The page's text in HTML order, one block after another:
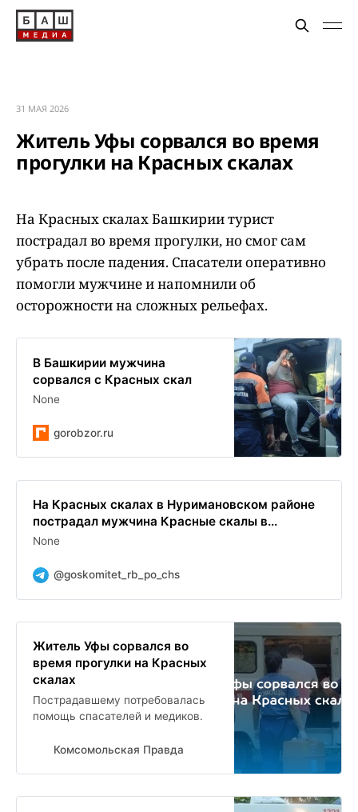
31 МАЯ 2026
Житель Уфы сорвался во время
прогулки на Красных скалах
На Красных скалах Башкирии турист
пострадал во время прогулки, но смог сам
убрать после падения. Спасатели оперативно
помогли мужчине и напомнили об
осторожности на сложных рельефах.
В Башкирии мужчина
сорвался с Красных скал
None
gorobzor.ru
На Красных скалах в Нуримановском районе
пострадал мужчина Красные скалы в...
None
@goskomitet_rb_po_chs
Житель Уфы сорвался во
время прогулки на Красных
скалах
Пострадавшему потребовалась
помощь спасателей и медиков.
Комсомольская Правда